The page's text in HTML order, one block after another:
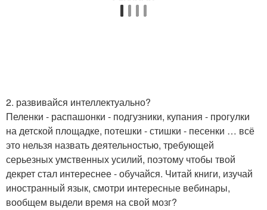
2. развивайся интеллектуально?
Пеленки - распашонки - подгузники, купания - прогулки
на детской площадке, потешки - стишки - песенки … всё
это нельзя назвать деятельностью, требующей
серьезных умственных усилий, поэтому чтобы твой
декрет стал интереснее - обучайся. Читай книги, изучай
иностранный язык, смотри интересные вебинары,
вообщем выдели время на свой мозг?